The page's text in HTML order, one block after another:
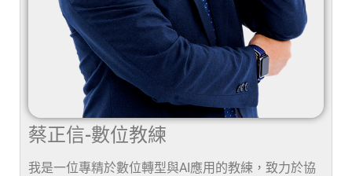
蔡正信-數位教練
我是一位專精於數位轉型與AI應用的教練，致力於協